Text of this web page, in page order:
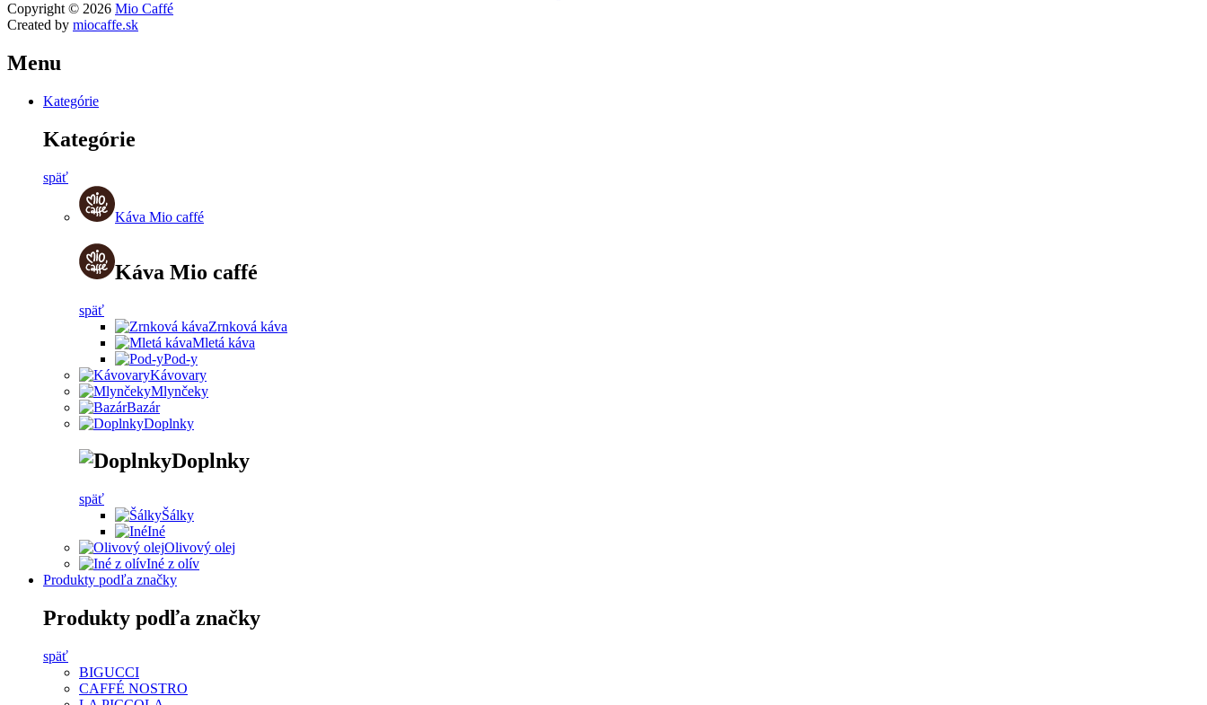
Copyright © 2026 Mio Caffé
Created by miocaffe.sk
Menu
Kategórie
Kategórie
späť
Káva Mio caffé
Káva Mio caffé
späť
Zrnková káva
Mletá káva
Pod-y
Kávovary
Mlynčeky
Bazár
Doplnky
Doplnky
späť
Šálky
Iné
Olivový olej
Iné z olív
Produkty podľa značky
Produkty podľa značky
späť
BIGUCCI
CAFFÉ NOSTRO